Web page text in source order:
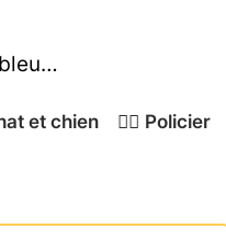
et chien 👮‍♂️ Policier